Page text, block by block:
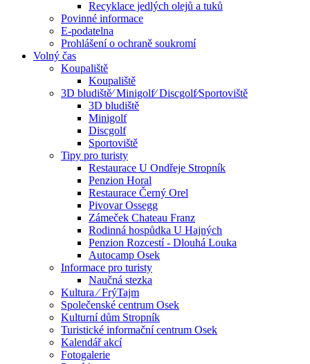
Recyklace jedlých olejů a tuků
Povinné informace
E-podatelna
Prohlášení o ochraně soukromí
Volný čas
Koupaliště
Koupaliště
3D bludiště⁄ Minigolf⁄ Discgolf⁄Sportoviště
3D bludiště
Minigolf
Discgolf
Sportoviště
Tipy pro turisty
Restaurace U Ondřeje Stropník
Penzion Horal
Restaurace Černý Orel
Pivovar Ossegg
Zámeček Chateau Franz
Rodinná hospůdka U Hajných
Penzion Rozcestí - Dlouhá Louka
Autocamp Osek
Informace pro turisty
Naučná stezka
Kultura ⁄ FrýTajm
Společenské centrum Osek
Kulturní dům Stropník
Turistické informační centrum Osek
Kalendář akcí
Fotogalerie